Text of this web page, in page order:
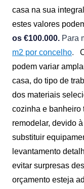
casa na sua
estes valores
os €100.000. Para
m2 por concelho.
podem variar
casa, do tipo de
dos materiais
cozinha e banheiro
remodelar, devido
substituir
levantamento
evitar surpresas
orçamento esteja